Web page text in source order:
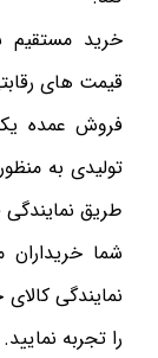
خرید مستقیم
قیمت های
فروش عمده
تولیدی به
طریق
شما
نمایندگی
را تجربه نمایید.